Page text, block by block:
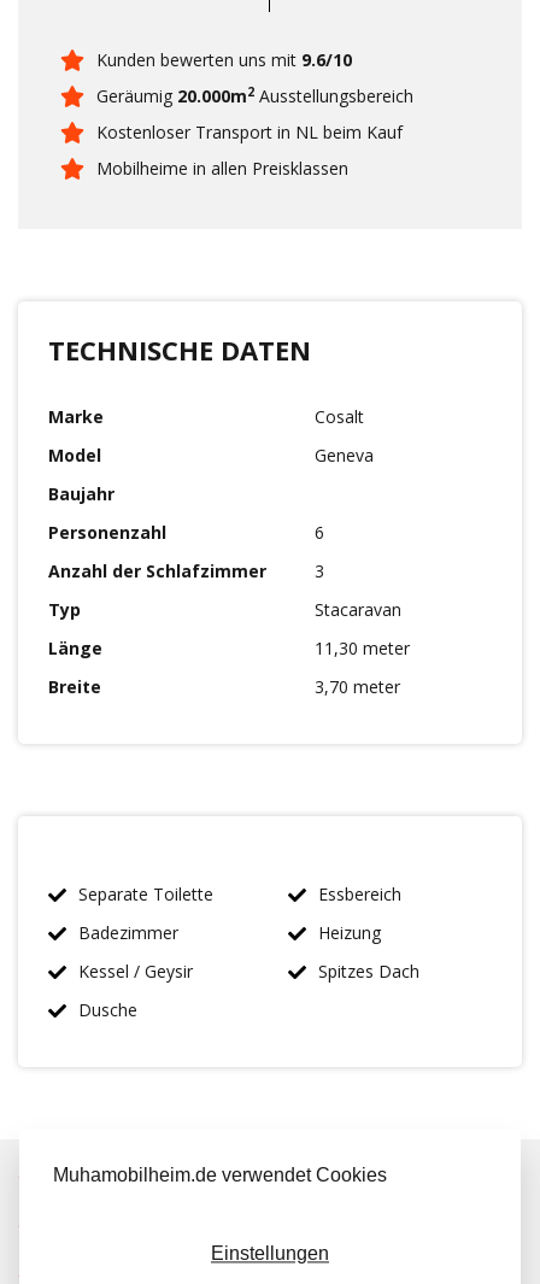
Kunden bewerten uns mit 9.6/10
Geräumig 20.000m2 Ausstellungsbereich
Kostenloser Transport in NL beim Kauf
Mobilheime in allen Preisklassen
TECHNISCHE DATEN
Marke
Cosalt
Model
Geneva
Baujahr
Personenzahl
6
Anzahl der Schlafzimmer
3
Typ
Stacaravan
Länge
11,30 meter
Breite
3,70 meter
Separate Toilette
Badezimmer
Kessel / Geysir
Dusche
Essbereich
Heizung
Spitzes Dach
IMMER MEHR ALS 50 MAL AUF LAGER
Muhamobilheim.de verwendet Cookies
Einstellungen